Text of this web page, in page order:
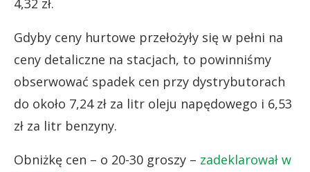
Gdyby ceny hurtowe przełożyły się w pełni na
ceny detaliczne na stacjach, to powinniśmy
obserwować spadek cen przy dystrybutorach
do około 7,24 zł za litr oleju napędowego i 6,53
zł za litr benzyny.
Obniżkę cen – o 20-30 groszy – zadeklarował w